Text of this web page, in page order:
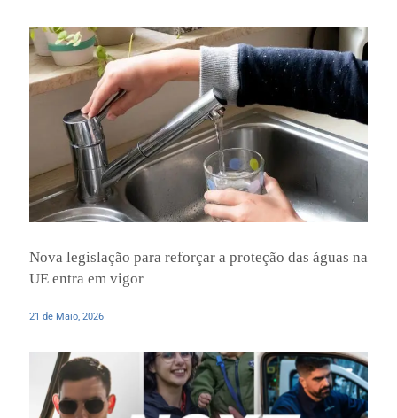
Nova legislação para reforçar a proteção das águas na
UE entra em vigor
21 de Maio, 2026